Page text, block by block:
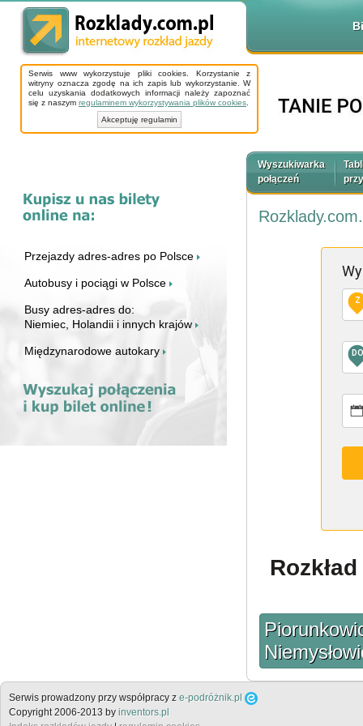
Serwis www wykorzystuje pliki cookies. Korzystanie z
witryny oznacza zgodę na ich zapis lub wykorzystanie. W
celu uzyskania dodatkowych informacji należy zapoznać
się z naszym regulaminem wykorzystywania plików cookies
Akceptuję regulamin
Przejazdy adres-adres po Polsce
Autobusy i pociągi w Polsce
Busy adres-adres do:
Niemiec, Holandii i innych krajów
Międzynarodowe autokary
Wyszukiwarka
połączeń
Z
DO
Serwis prowadzony przy współpracy z e-podróżnik.pl
Copyright 2006-2013 by inventors.pl